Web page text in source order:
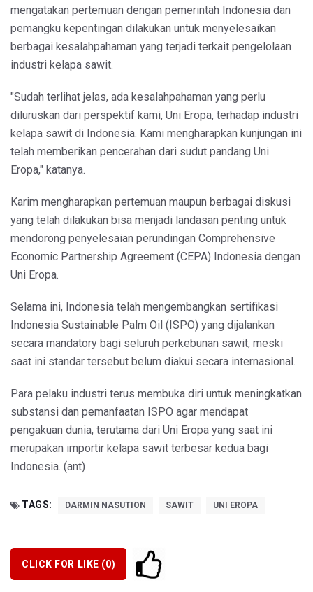
mengatakan pertemuan dengan pemerintah Indonesia dan
pemangku kepentingan dilakukan untuk menyelesaikan
berbagai kesalahpahaman yang terjadi terkait pengelolaan
industri kelapa sawit.
"Sudah terlihat jelas, ada kesalahpahaman yang perlu
diluruskan dari perspektif kami, Uni Eropa, terhadap industri
kelapa sawit di Indonesia. Kami mengharapkan kunjungan ini
telah memberikan pencerahan dari sudut pandang Uni
Eropa," katanya.
Karim mengharapkan pertemuan maupun berbagai diskusi
yang telah dilakukan bisa menjadi landasan penting untuk
mendorong penyelesaian perundingan Comprehensive
Economic Partnership Agreement (CEPA) Indonesia dengan
Uni Eropa.
Selama ini, Indonesia telah mengembangkan sertifikasi
Indonesia Sustainable Palm Oil (ISPO) yang dijalankan
secara mandatory bagi seluruh perkebunan sawit, meski
saat ini standar tersebut belum diakui secara internasional.
Para pelaku industri terus membuka diri untuk meningkatkan
substansi dan pemanfaatan ISPO agar mendapat
pengakuan dunia, terutama dari Uni Eropa yang saat ini
merupakan importir kelapa sawit terbesar kedua bagi
Indonesia. (ant)
TAGS: DARMIN NASUTION SAWIT UNI EROPA
CLICK FOR LIKE (0)